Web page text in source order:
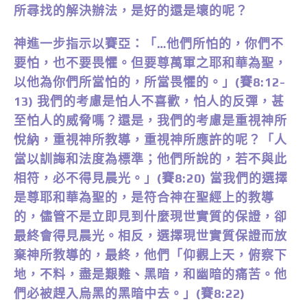
所尋找的解決辦法，是好的還是壞的呢？
神進一步指示以賽亞：「…他們所怕的，你們不
要怕，也不要畏懼。但要尊萬軍之耶和華為聖，
以他為你們所當怕的，所當畏懼的。」(賽8:12-
13) 我們的考慮是怕人不喜歡，怕人的反彈，甚
至怕人的威脅嗎？還是，我們的考慮是重視神所
悅納，重視神所教導，重視神所應許的呢？「人
當以訓誨和法度為標準；他們所說的，若不與此
相符，必不得見晨光。」(賽8:20) 當我們的選擇
是尊耶和華為聖的，是符合神在聖經上的教導
的，儘管不是立即見到什麼現世實質的保證，卻
最終會得見晨光。相反，選擇現世實質保證而放
棄神所教導的，最終，他們「仰觀上天，俯察下
地，不料，盡是艱難、黑暗，和幽暗的痛苦。他
們必被趕入烏黑的黑暗中去。」(賽8:22)